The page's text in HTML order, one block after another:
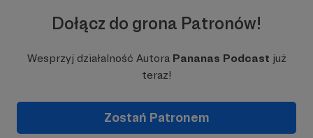
Dołącz do grona Patronów!
Wesprzyj działalność Autora Pananas Podcast już
teraz!
Zostań Patronem